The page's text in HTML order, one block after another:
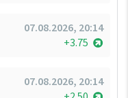
07.08.2026, 20:14
+3.75
07.08.2026, 20:14